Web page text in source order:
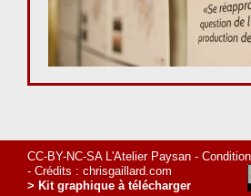
CC-BY-NC-SA L'Atelier Paysan -
- Crédits : chrisgaillard.com
> Kit graphique à télécharger